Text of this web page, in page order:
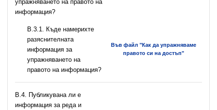
упражняването на правото на
информация?
В.3.1. Къде намерихте
разяснителната
информация за
упражняването на
правото на информация?
Във файл "Как да упражняваме
правото си на достъп"
В.4. Публикувана ли е
информация за реда и